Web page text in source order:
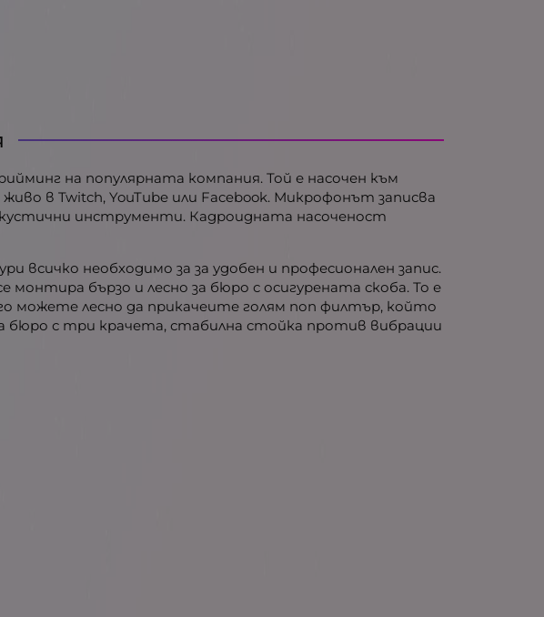
на популярната компания. Той е насочен към
в Twitch, YouTube или Facebook. Микрофонът записва
инструменти. Кадроидната насоченост
всичко необходимо за за удобен и професионален запис.
бързо и лесно за бюро с осигурената скоба. То е
можете лесно да прикачеите голям поп филтър, който
бюро с три крачета, стабилна стойка против вибрации